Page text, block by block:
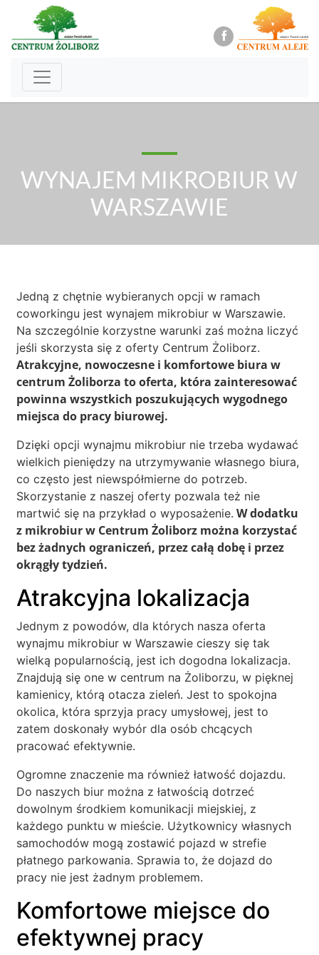
WYNAJEM MIKROBIUR W
WARSZAWIE
Jedną z chętnie wybieranych opcji w ramach
coworkingu jest wynajem mikrobiur w Warszawie.
Na szczególnie korzystne warunki zaś można liczyć
jeśli skorzysta się z oferty Centrum Żoliborz.
Atrakcyjne, nowoczesne i komfortowe biura w
centrum Żoliborza to oferta, która zainteresować
powinna wszystkich poszukujących wygodnego
miejsca do pracy biurowej.
Dzięki opcji wynajmu mikrobiur nie trzeba wydawać
wielkich pieniędzy na utrzymywanie własnego biura,
co często jest niewspółmierne do potrzeb.
Skorzystanie z naszej oferty pozwala też nie
martwić się na przykład o wyposażenie. W dodatku
z mikrobiur w Centrum Żoliborz można korzystać
bez żadnych ograniczeń, przez całą dobę i przez
okrągły tydzień.
Atrakcyjna lokalizacja
Jednym z powodów, dla których nasza oferta
wynajmu mikrobiur w Warszawie cieszy się tak
wielką popularnością, jest ich dogodna lokalizacja.
Znajdują się one w centrum na Żoliborzu, w pięknej
kamienicy, którą otacza zieleń. Jest to spokojna
okolica, która sprzyja pracy umysłowej, jest to
zatem doskonały wybór dla osób chcących
pracować efektywnie.
Ogromne znaczenie ma również łatwość dojazdu.
Do naszych biur można z łatwością dotrzeć
dowolnym środkiem komunikacji miejskiej, z
każdego punktu w mieście. Użytkownicy własnych
samochodów mogą zostawić pojazd w strefie
płatnego parkowania. Sprawia to, że dojazd do
pracy nie jest żadnym problemem.
Komfortowe miejsce do
efektywnej pracy